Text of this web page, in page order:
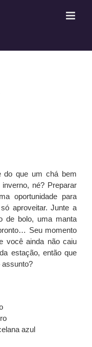
do que um chá bem
né? Preparar
oportunidade para
aproveitar. Junte a
de bolo, uma manta
Seu momento
você ainda não caiu
estação, então que
assunto?